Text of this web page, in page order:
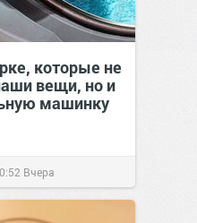
которые не
вещи, но и
машинку
Вчера